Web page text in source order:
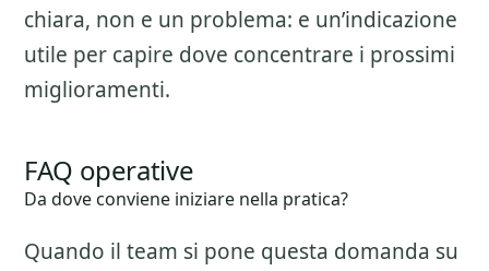
chiara, non e un problema: e un’indicazione
utile per capire dove concentrare i prossimi
miglioramenti.
FAQ operative
Da dove conviene iniziare nella pratica?
Quando il team si pone questa domanda su